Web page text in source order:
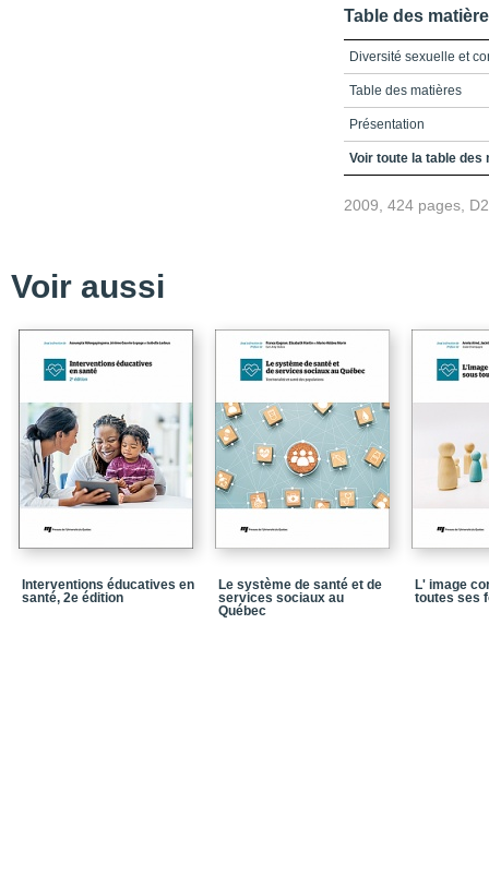
Table des
Diversité sexuelle et
Table des matières
Présentation
Chapitre 1 : "Tous les
Chapitre 6 : Contextes
identités
Chapitre 7 :
Chapitre 8 :
Chapitre 9 :
Chapitre 10 :
Chapitre 11 : Adapter
liminarité sociale,
des femmes
Voir toute la table des
2009, 424 pages,
Voir aussi
Interventions éducatives en
santé, 2e édition
Le système de santé et de
services sociaux au
Québec
L' image
toutes ses